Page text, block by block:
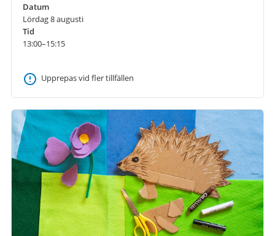
Datum
Lördag 8 augusti
Tid
13:00–15:15
Upprepas vid fler tillfällen